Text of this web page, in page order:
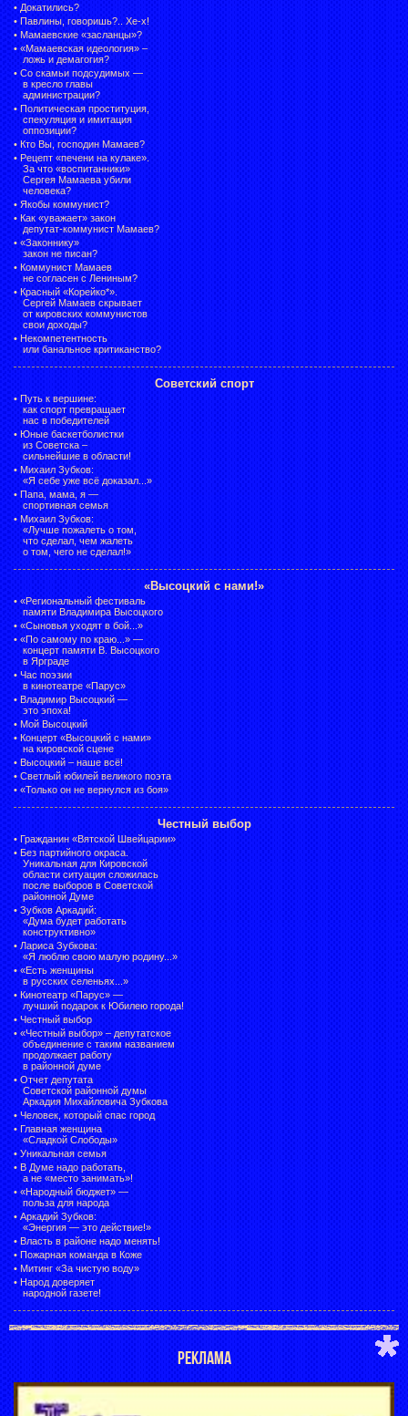
• Докатились?
• Павлины, говоришь?.. Хе-х!
• Мамаевские «засланцы»?
• «Мамаевская идеология» –
ложь и демагогия?
• Со скамьи подсудимых —
в кресло главы
администрации?
• Политическая проституция,
спекуляция и имитация
оппозиции?
• Кто Вы, господин Мамаев?
• Рецепт «печени на кулаке».
За что «воспитанники»
Сергея Мамаева убили
человека?
• Якобы коммунист?
• Как «уважает» закон
депутат-коммунист Мамаев?
• «Законнику»
закон не писан?
• Коммунист Мамаев
не согласен с Лениным?
• Красный «Корейко*».
Сергей Мамаев скрывает
от кировских коммунистов
свои доходы?
• Некомпетентность
или банальное критиканство?
Советский спорт
• Путь к вершине:
как спорт превращает
нас в победителей
• Юные баскетболистки
из Советска –
сильнейшие в области!
• Михаил Зубков:
«Я себе уже всё доказал...»
• Папа, мама, я —
спортивная семья
• Михаил Зубков:
«Лучше пожалеть о том,
что сделал, чем жалеть
о том, чего не сделал!»
«Высоцкий с нами!»
• «Региональный фестиваль
памяти Владимира Высоцкого
• «Сыновья уходят в бой...»
• «По самому по краю...» —
концерт памяти В. Высоцкого
в Ярграде
• Час поэзии
в кинотеатре «Парус»
• Владимир Высоцкий —
это эпоха!
• Мой Высоцкий
• Концерт «Высоцкий с нами»
на кировской сцене
• Высоцкий – наше всё!
• Светлый юбилей великого поэта
• «Только он не вернулся из боя»
Честный выбор
• Гражданин «Вятской Швейцарии»
• Без партийного окраса.
Уникальная для Кировской
области ситуация сложилась
после выборов в Советской
районной Думе
• Зубков Аркадий:
«Дума будет работать
конструктивно»
• Лариса Зубкова:
«Я люблю свою малую родину...»
• «Есть женщины
в русских селеньях...»
• Кинотеатр «Парус» —
лучший подарок к Юбилею города!
• Честный выбор
• «Честный выбор» – депутатское
объединение с таким названием
продолжает работу
в районной думе
• Отчет депутата
Советской районной думы
Аркадия Михайловича Зубкова
• Человек, который спас город
• Главная женщина
«Сладкой Слободы»
• Уникальная семья
• В Думе надо работать,
а не «место занимать»!
• «Народный бюджет» —
польза для народа
• Аркадий Зубков:
«Энергия — это действие!»
• Власть в районе надо менять!
• Пожарная команда в Коже
• Митинг «За чистую воду»
• Народ доверяет
народной газете!
РЕКЛАМА